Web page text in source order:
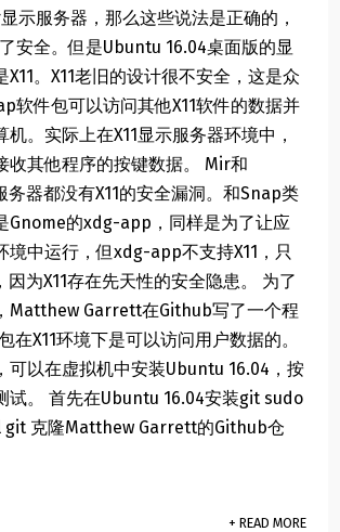
示服务器，那么这些说法是正确的，
安全。但是Ubuntu 16.04桌面版的显
。X11老旧的设计很不安全，这是众
软件包可以访问其他X11软件的数据并
。实际上在X11显示服务器环境中，
收其他程序的按键数据。 Mir和
务器都没有X11的安全漏洞。和Snap类
Gnome的xdg-app，同样是为了让应
境中运行，但xdg-app不支持X11，只
为X11存在先天性的安全隐患。 为了
Matthew Garrett在Github写了一个程
在X11环境下是可以访问用户数据的。
可以在虚拟机中安装Ubuntu 16.04，按
试。 首先在Ubuntu 16.04安装git sudo
克隆Matthew Garrett的Github仓
+ READ MORE